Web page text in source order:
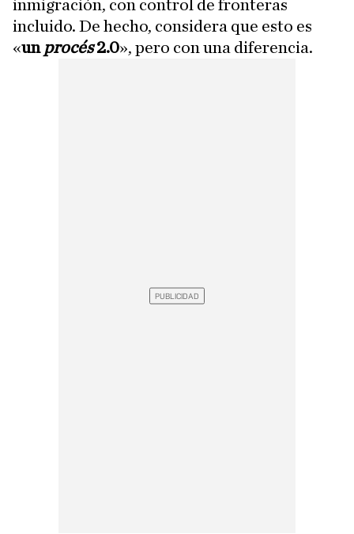
inmigración, con control de fronteras
incluido. De hecho, considera que esto es
«un procés2.0», pero con una diferencia.